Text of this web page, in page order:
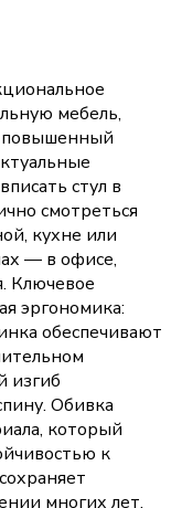
мебель,
стул в
смотреться
кухне или
— в офисе,
Ключевое
эргономика:
обеспечивают
изгиб
Обивка
который
к
многих лет.